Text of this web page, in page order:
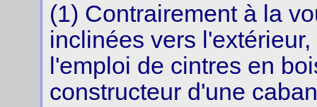
(1) Contrairement à la
inclinées vers
l'emploi de cintres en
constructeur d'une